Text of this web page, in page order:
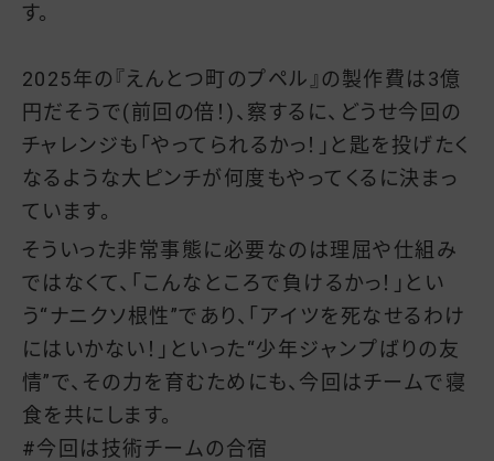
す。
2025年の『えんとつ町のプペル』の製作費は3億
円だそうで(前回の倍！)、察するに、どうせ今回の
チャレンジも「やってられるかっ！」と匙を投げたく
なるような大ピンチが何度もやってくるに決まっ
ています。
そういった非常事態に必要なのは理屈や仕組み
ではなくて、「こんなところで負けるかっ！」とい
う“ナニクソ根性”であり、「アイツを死なせるわけ
にはいかない！」といった“少年ジャンプばりの友
情”で、その力を育むためにも、今回はチームで寝
食を共にします。
#今回は技術チームの合宿